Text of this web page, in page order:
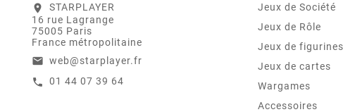
location_on
STARPLAYER
16 rue Lagrange
75005 Paris
France métropolitaine
email web@starplayer.fr
call 01 44 07 39 64
Jeux de Société
Jeux de Rôle
Jeux de figurines
Jeux de cartes
Wargames
Accessoires